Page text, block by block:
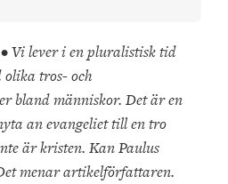
Vi lever i en pluralistisk tid
tros- och
bland människor. Det är en
an evangeliet till en tro
är kristen. Kan Paulus
menar artikelförfattaren.